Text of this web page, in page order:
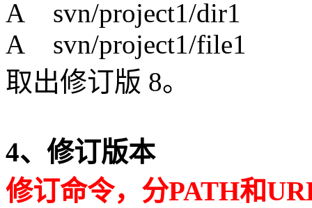
A svn/project1/dir1
A svn/project1/file1
取出修订版 8。
4、修订版本
修订命令，分PATH和